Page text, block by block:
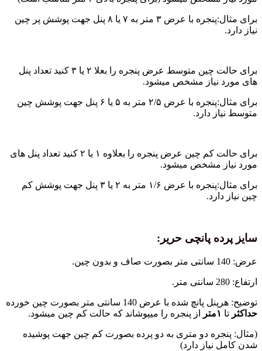
برای مثال:پنجره با عرض ۳ متر به ۷ یا ۸ پنل جهت پوشش پر چین
برای حالت چین متوسط عرض پنجره را بعلا ۲ یا ۳ کنید تعداد پنل
نیاز مشخص میشود.
برای مثال:پنجره با عرض ۲/۵ متر به ۵ یا ۶ پنل جهت پوشش چین
دارد.
برای حالت کم چین عرض پنجره را بعلاوه ۱ یا ۲ کنید تعداد پنل های
مشخص میشود.
برای مثال:پنجره با عرض ۱/۶ متر به ۲ یا ۳ پنل جهت پوشش کم
پانچی حریر:
با عرض 140 سانتی متر بصورت چین خورده
از پنجره را میپوشاند که حالت کم چین میشود.
دو متری به دو پرده بصورت کم چین جهت پوشیده
دارد)